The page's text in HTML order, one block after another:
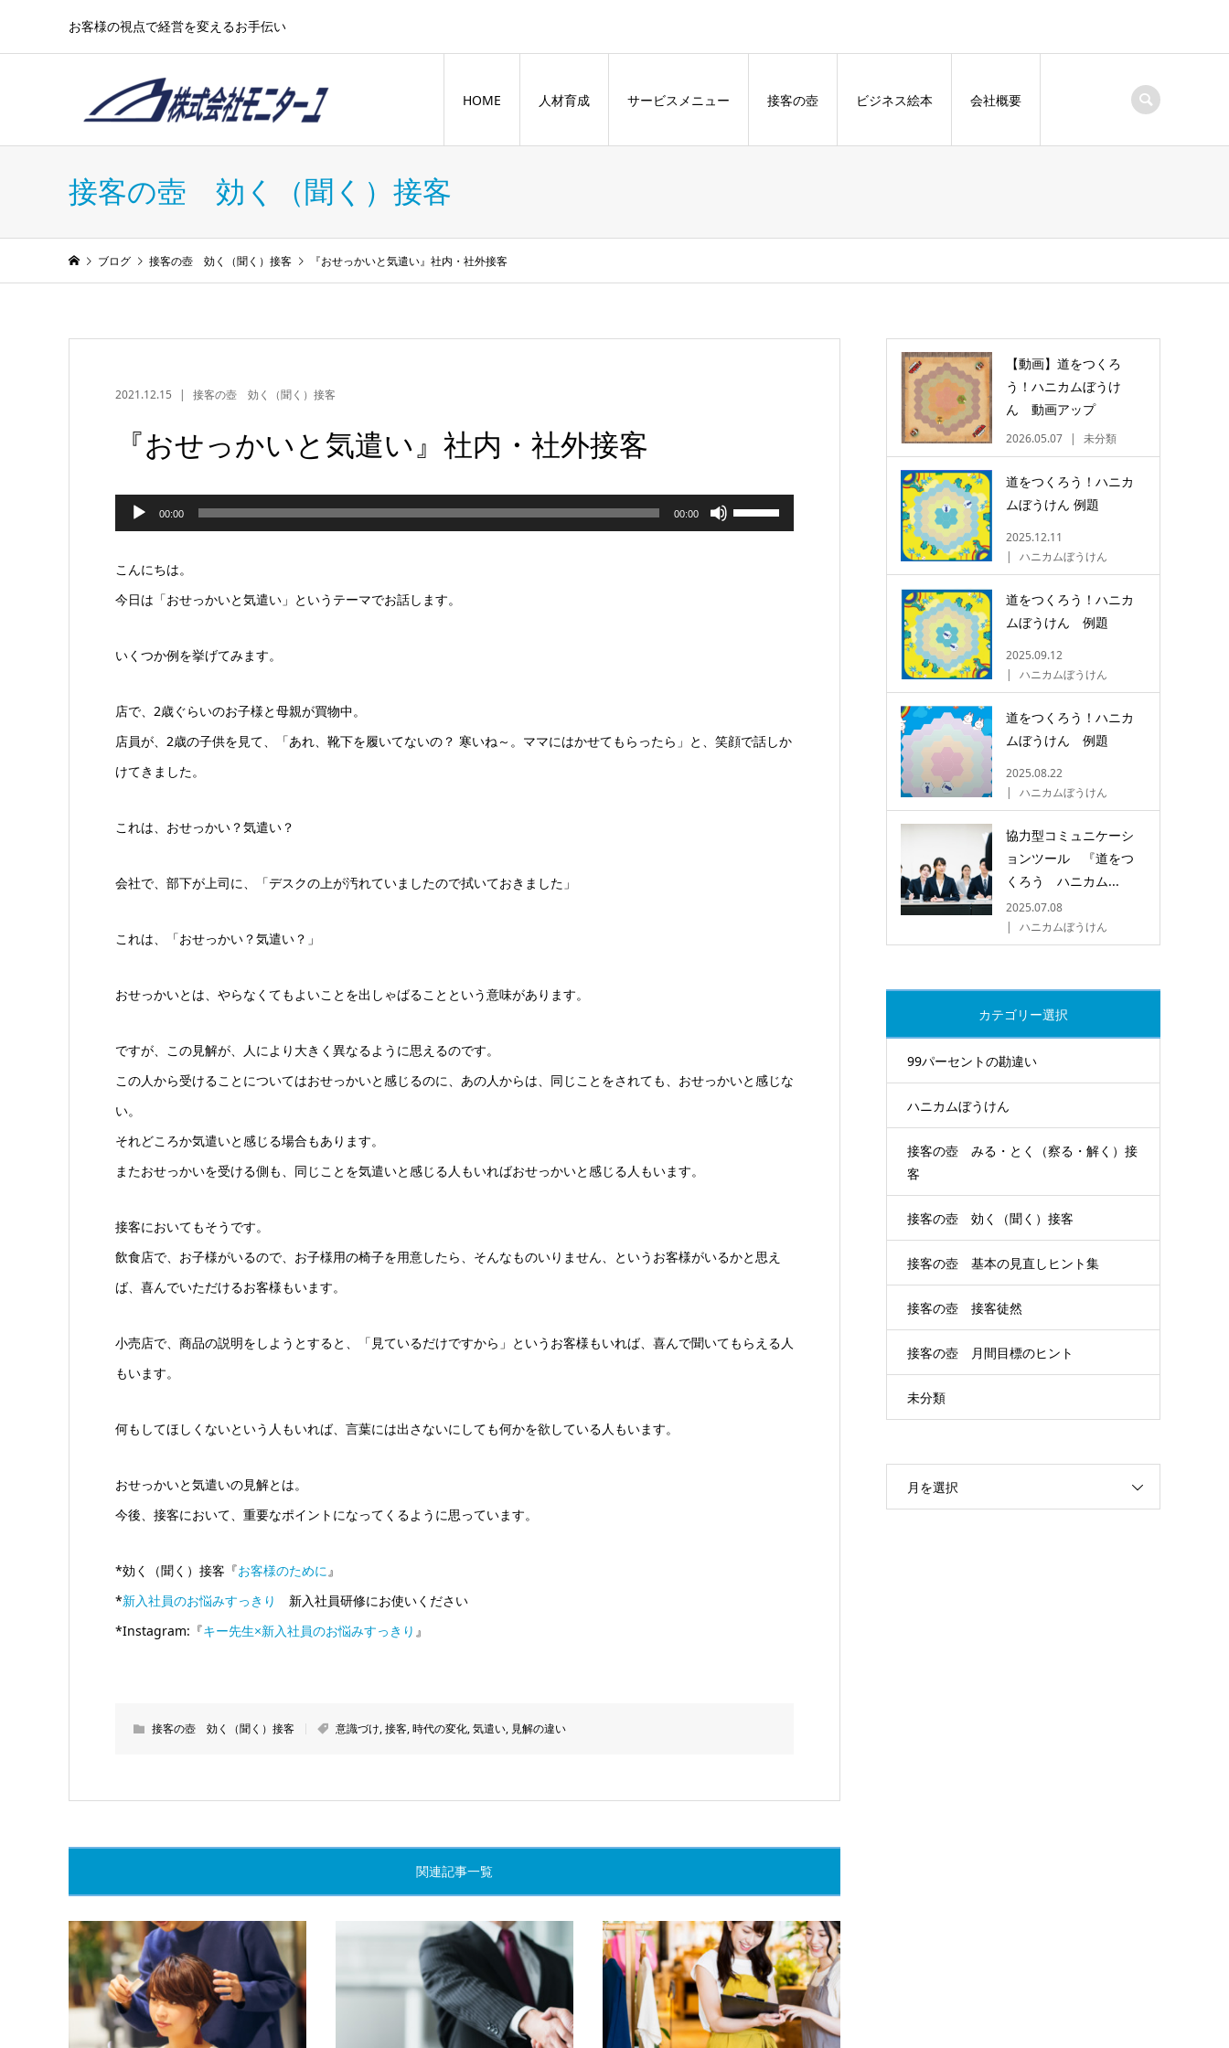
お客様の視点で経営を変えるお手伝い
HOME 人材育成 サービスメニュー 接客の壺 ビジネス絵本 会社概要
接客の壺 効く（聞く）接客
ブログ 接客の壺 効く（聞く）接客 『おせっかいと気遣い』社内・社外接客
2021.12.15 接客の壺 効く（聞く）接客
『おせっかいと気遣い』社内・社外接客
プ
レ
ヤ
00:00 00:00 ボ
は
く
こんにちは。
今日は「おせっかいと気遣い」というテーマでお話します。
いくつか例を挙げてみます。
店で、2歳ぐらいのお子様と母親が買物中。
店員が、2歳の子供を見て、「あれ、靴下を履いてないの？ 寒いね～。ママにはかせてもらったら」と、笑顔で話しか
けてきました。
これは、おせっかい？気遣い？
会社で、部下が上司に、「デスクの上が汚れていましたので拭いておきました」
これは、「おせっかい？気遣い？」
おせっかいとは、やらなくてもよいことを出しゃばることという意味があります。
ですが、この見解が、人により大きく異なるように思えるのです。
この人から受けることについてはおせっかいと感じるのに、あの人からは、同じことをされても、おせっかいと感じな
い。
それどころか気遣いと感じる場合もあります。
またおせっかいを受ける側も、同じことを気遣いと感じる人もいればおせっかいと感じる人もいます。
接客においてもそうです。
飲食店で、お子様がいるので、お子様用の椅子を用意したら、そんなものいりません、というお客様がいるかと思え
ば、喜んでいただけるお客様もいます。
小売店で、商品の説明をしようとすると、「見ているだけですから」というお客様もいれば、喜んで聞いてもらえる人
もいます。
何もしてほしくないという人もいれば、言葉には出さないにしても何かを欲している人もいます。
おせっかいと気遣いの見解とは。
今後、接客において、重要なポイントになってくるように思っています。
*効く（聞く）接客『お客様のために』
*新入社員のお悩みすっきり
新入社員研修にお使いください
*Instagram:『キー先生×新入社員のお悩みすっきり 』
接客の壺 効く（聞く）接客 意識づけ,接客,時代の変化,気遣い, 見解の違い
関連記事一覧
【動画】道をつくろ
う！ハニカムぼうけ
ん 動画アップ
2026.05.07 未分類
道をつくろう！ハニカ
ムぼうけん 例題
2025.12.11
ハニカムぼうけん
道をつくろう！ハニカ
ムぼうけん 例題
2025.09.12
ハニカムぼうけん
道をつくろう！ハニカ
ムぼうけん 例題
2025.08.22
ハニカムぼうけん
協力型コミュニケーシ
ョンツール 『道をつ
くろう ハニカム...
2025.07.08
ハニカムぼうけん
カテゴリー選択
99パーセントの勘違い
ハニカムぼうけん
接客の壺 みる・とく（察る・解く）接
客
接客の壺 効く（聞く）接客
接客の壺 基本の見直しヒント集
接客の壺 接客徒然
接客の壺 月間目標のヒント
未分類
月を選択